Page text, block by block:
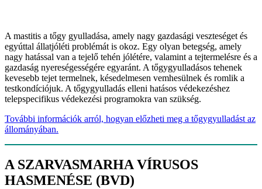
A mastitis a tőgy gyulladása, amely nagy gazdasági veszteséget és
egyúttal állatjóléti problémát is okoz. Egy olyan betegség, amely
nagy hatással van a tejelő tehén jólétére, valamint a tejtermelésre és a
gazdaság nyereségességére egyaránt. A tőgygyulladásos tehenek
kevesebb tejet termelnek, késedelmesen vemhesülnek és romlik a
testkondíciójuk. A tőgygyulladás elleni hatásos védekezéshez
telepspecifikus védekezési programokra van szükség.
További információk arról, hogyan előzheti meg a tőgygyulladást az
állományában.
A SZARVASMARHA VÍRUSOS
HASMENÉSE (BVD)